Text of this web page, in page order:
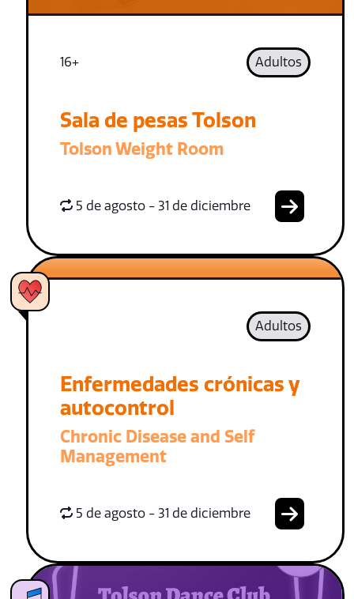
16+ Adultos
Sala de pesas Tolson
Tolson Weight Room
5 de agosto - 31 de diciembre
Adultos
Enfermedades crónicas y
autocontrol
Chronic Disease and Self
Management
5 de agosto - 31 de diciembre